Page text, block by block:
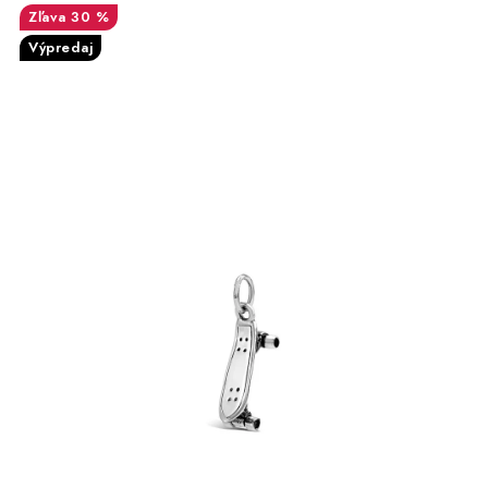
PRSTENE
Vrátenie, výmena, reklamácia
Ochrana súkromia
30 %
Výpredaj